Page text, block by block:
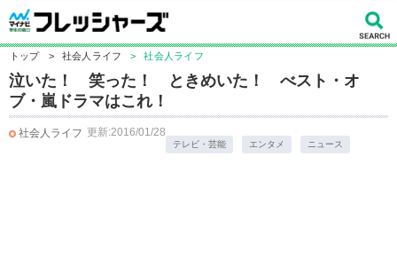
トップ > 社会人ライフ > 社会人ライフ
泣いた！ 笑った！ ときめいた！ べスト・オ
ブ・嵐ドラマはこれ！
社会人ライフ 更新:2016/01/28
テレビ・芸能 エンタメ ニュース